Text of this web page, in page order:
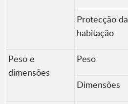
Protecção da
habitação
Peso e
dimensões
Peso
Dimensões